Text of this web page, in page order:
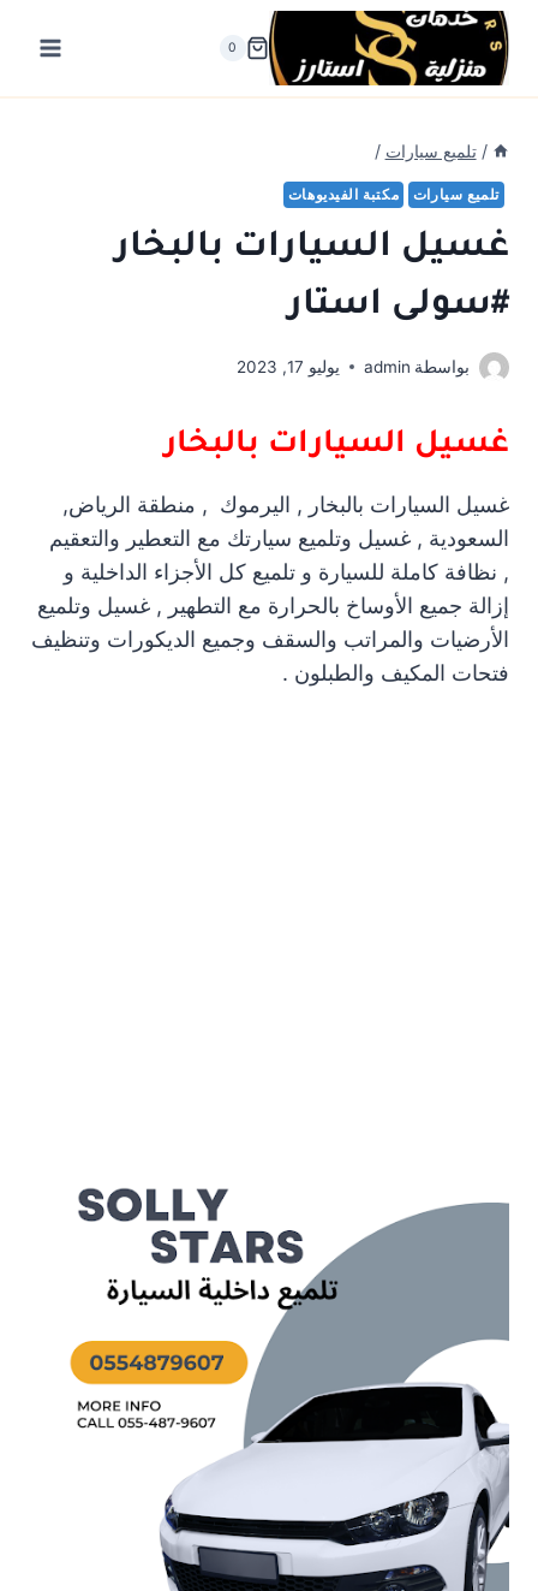
التجاوز
المحتوى
0
/ تلميع سيارات /
تلميع سيارات مكتبة الفيديوهات
غسيل السيارات بالبخار
#سولى استار
بواسطة admin يوليو 17, 2023
غسيل السيارات بالبخار
غسيل السيارات بالبخار , اليرموك , منطقة الرياض,
السعودية , غسيل وتلميع سيارتك مع التعطير والتعقيم
, نظافة كاملة للسيارة و تلميع كل الأجزاء الداخلية و
إزالة جميع الأوساخ بالحرارة مع التطهير , غسيل وتلميع
الأرضيات والمراتب والسقف وجميع الديكورات وتنظيف
فتحات المكيف والطبلون .